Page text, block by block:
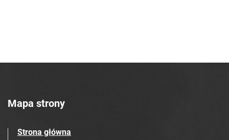
Tarnowskie Azoty : Organ Samorządu
Feliksa Dzierżyńskiego. 1972
Mapa strony
Strona główna